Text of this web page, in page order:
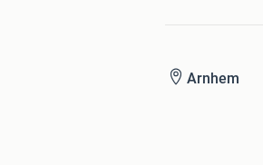
heel mooie
Arnhem